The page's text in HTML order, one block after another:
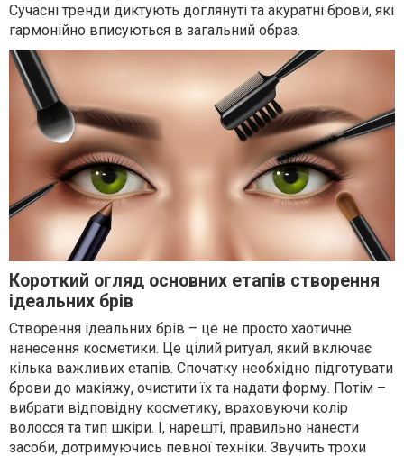
Сучасні тренди диктують доглянуті та акуратні брови, які
гармонійно вписуються в загальний образ.
Короткий огляд основних етапів створення
ідеальних брів
Створення ідеальних брів – це не просто хаотичне
нанесення косметики. Це цілий ритуал, який включає
кілька важливих етапів. Спочатку необхідно підготувати
брови до макіяжу, очистити їх та надати форму. Потім –
вибрати відповідну косметику, враховуючи колір
волосся та тип шкіри. І, нарешті, правильно нанести
засоби, дотримуючись певної техніки. Звучить трохи